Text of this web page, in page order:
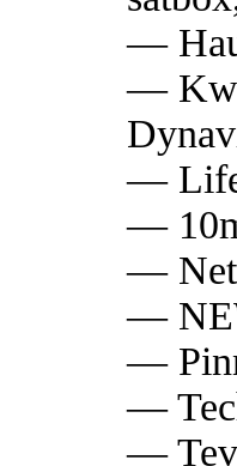
—
—
—
—
—
—
—
—
—